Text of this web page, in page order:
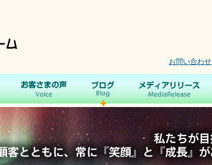
お問い合わせ
研修のご依頼 お客さまの声